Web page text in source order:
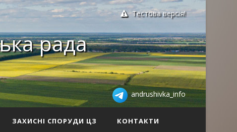
Тестова версія!
рада
andrushivka_info
ЗАХИСНІ СПОРУДИ ЦЗ КОНТАКТИ